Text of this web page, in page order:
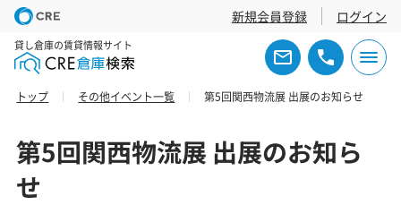
新規会員登録 ログイン
貸し倉庫の賃貸情報サイト
トップ その他イベント一覧 第5回関西物流展 出展のお知らせ
第5回関西物流展 出展のお知ら
せ